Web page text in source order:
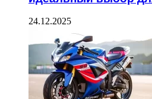
24.12.2025